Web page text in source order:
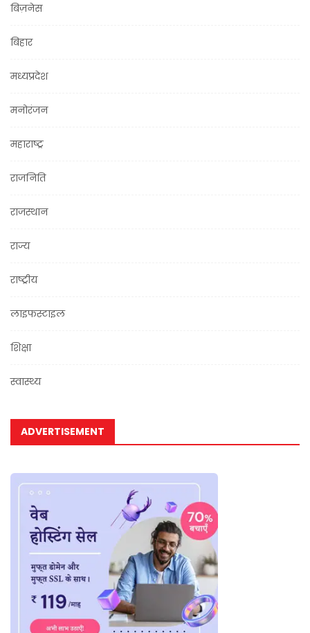
बिज़नेस
बिहार
मध्यप्रदेश
मनोरंजन
महाराष्ट्र
राजनिति
राजस्थान
राज्य
राष्ट्रीय
लाइफस्टाइल
शिक्षा
स्वास्थ्य
ADVERTISEMENT